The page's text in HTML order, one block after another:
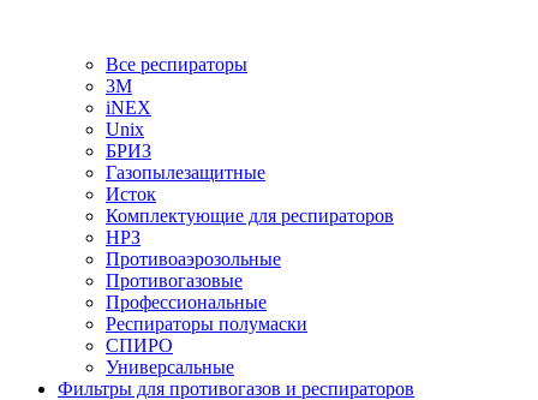
Все респираторы
3М
iNEX
Unix
БРИЗ
Газопылезащитные
Исток
Комплектующие для респираторов
НРЗ
Противоаэрозольные
Противогазовые
Профессиональные
Респираторы полумаски
СПИРО
Универсальные
Фильтры для противогазов и респираторов